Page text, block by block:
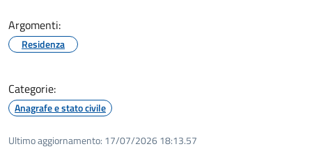
Argomenti:
Residenza
Categorie:
Anagrafe e stato civile
Ultimo aggiornamento: 17/07/2026 18:13.57